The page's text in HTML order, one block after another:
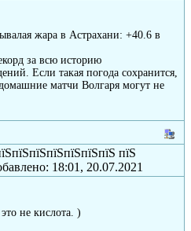
жара в Астрахани: +40.6 в
за всю историю
Если такая погода сохранится,
матчи Волгаря могут не
пїЅ
18:01, 20.07.2021
не кислота. )